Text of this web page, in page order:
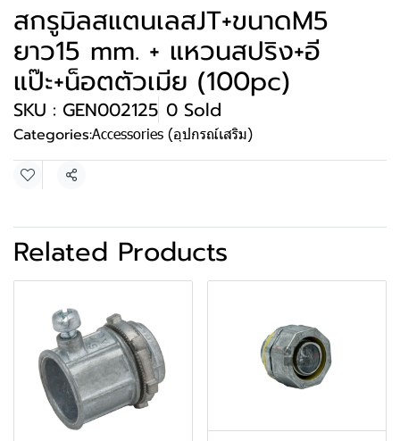
สกรูมิลสแตนเลสJT+ขนาดM5
ยาว15 mm. + แหวนสปริง+อี
แป๊ะ+น็อตตัวเมีย (100pc)
SKU : GEN002125 0 Sold
Categories:Accessories (อุปกรณ์เสริม)
Share
Related Products